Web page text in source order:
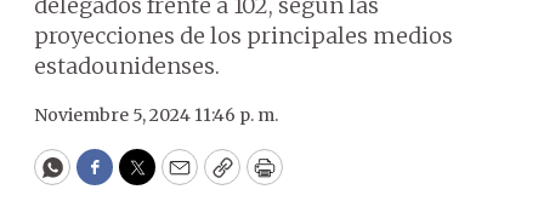
proyecciones de los principales medios
estadounidenses.
Noviembre 5, 2024 11:46 p. m.
WhatsApp
Facebook
Twitter
EmailCopyPrint